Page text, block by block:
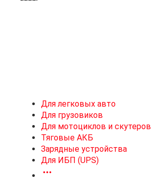
Для легковых авто
Для грузовиков
Для мотоциклов и скутеров
Тяговые АКБ
Зарядные устройства
Для ИБП (UPS)